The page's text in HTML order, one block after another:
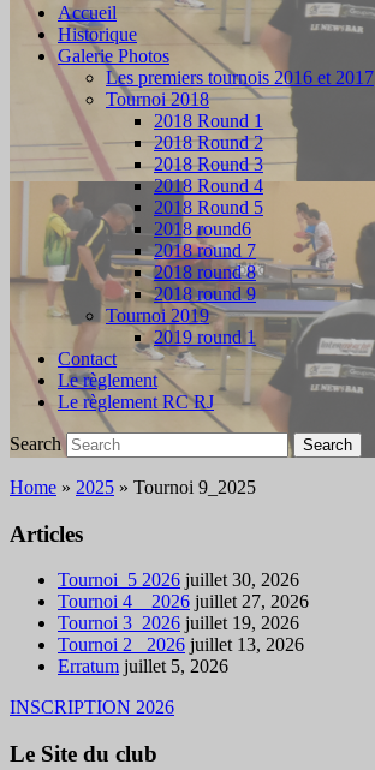
Accueil
Historique
Galerie Photos
Les premiers tournois 2016 et 2017
Tournoi 2018
2018 Round 1
2018 Round 2
2018 Round 3
2018 Round 4
2018 Round 5
2018 round6
2018 round 7
2018 round 8
2018 round 9
Tournoi 2019
2019 round 1
Contact
Le règlement
Le règlement RC RJ
Search Search
Home » 2025 » Tournoi 9_2025
Articles
Tournoi_5 2026 juillet 30, 2026
Tournoi 4 _ 2026 juillet 27, 2026
Tournoi 3_2026 juillet 19, 2026
Tournoi 2 _2026 juillet 13, 2026
Erratum juillet 5, 2026
INSCRIPTION 2026
Le Site du club